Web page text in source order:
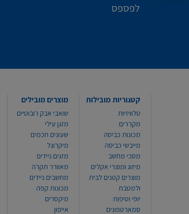
לפספס
קטגוריות מובילות
טלוויזיות
מקררים
מכונות כביסה
מייבשי כביסה
מסכי מחשב
מיזוג ומוצרי אקלים
מוצרים קטנים לבית
ולמטבח
יופי וטיפוח
סמארטפונים
מוצרים מובילים
שואבי אבק רובוטיים
מזגן עילי
שעונים חכמים
מיקרוגל
מזגים ניידים
מאוורר תקרה
מחשבים ניידים
מכונות קפה
מיקסרים
אייפון